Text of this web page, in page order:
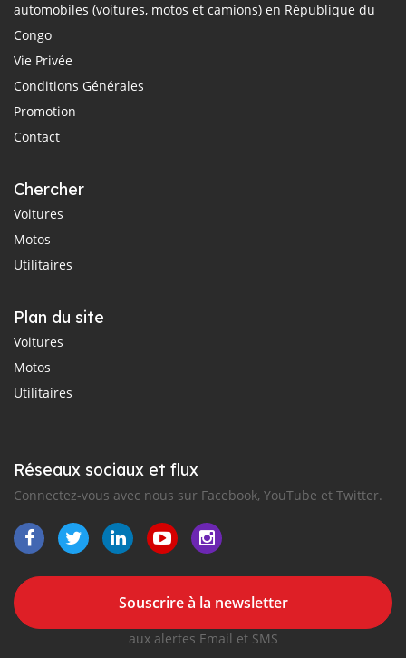
automobiles (voitures, motos et camions) en République du
Congo
Vie Privée
Conditions Générales
Promotion
Contact
Chercher
Voitures
Motos
Utilitaires
Plan du site
Voitures
Motos
Utilitaires
Réseaux sociaux et flux
Connectez-vous avec nous sur Facebook, YouTube et Twitter.
Souscrire à la newsletter
aux alertes Email et SMS